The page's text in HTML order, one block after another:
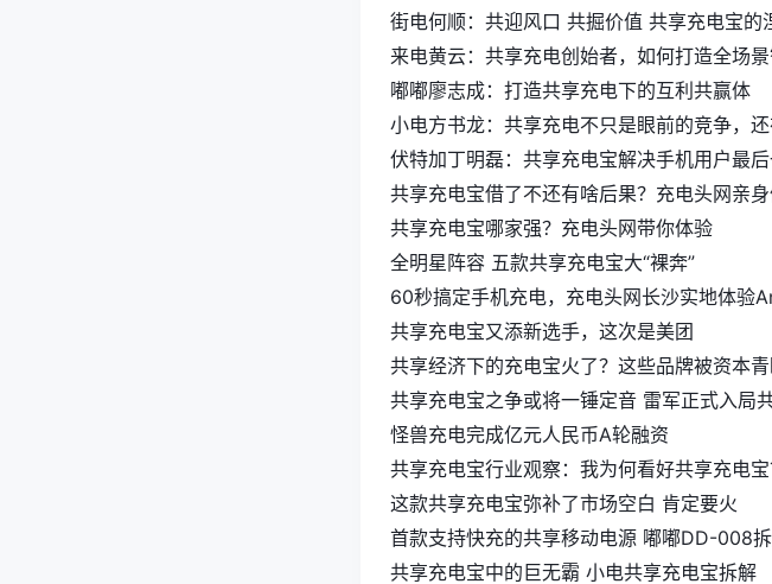
街电何顺：共迎风口 共掘价值 共享充电宝的
来电黄云：共享充电创始者，如何打造全场景
嘟嘟廖志成：打造共享充电下的互利共赢体
小电方书龙：共享充电不只是眼前的竞争，
伏特加丁明磊：共享充电宝解决手机用户最
共享充电宝借了不还有啥后果？充电头网亲
共享充电宝哪家强？充电头网带你体验
全明星阵容 五款共享充电宝大“裸奔”
60秒搞定手机充电，充电头网长沙实地体验
共享充电宝又添新选手，这次是美团
共享经济下的充电宝火了？这些品牌被资本
共享充电宝之争或将一锤定音 雷军正式入局
怪兽充电完成亿元人民币A轮融资
共享充电宝行业观察：我为何看好共享充电宝
这款共享充电宝弥补了市场空白 肯定要火
首款支持快充的共享移动电源 嘟嘟DD-008
共享充电宝中的巨无霸 小电共享充电宝拆解